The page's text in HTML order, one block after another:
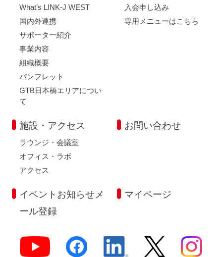
What’s LINK-J WEST
国内外連携
サポーター紹介
事業内容
組織概要
パンフレット
GTB日本橋エリアについ
て
入会申し込み
専用メニューはこちら
施設・アクセス
ラウンジ・会議室
オフィス・ラボ
アクセス
お問い合わせ
イベントお知らせメ
ール登録
マイページ